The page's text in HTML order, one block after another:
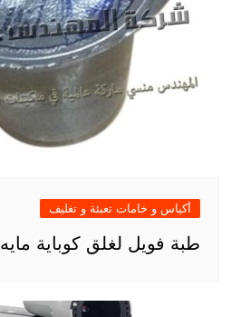
أكياس و خامات تعبئة و تغليف
طبة فويل لغلق كوباية مايه